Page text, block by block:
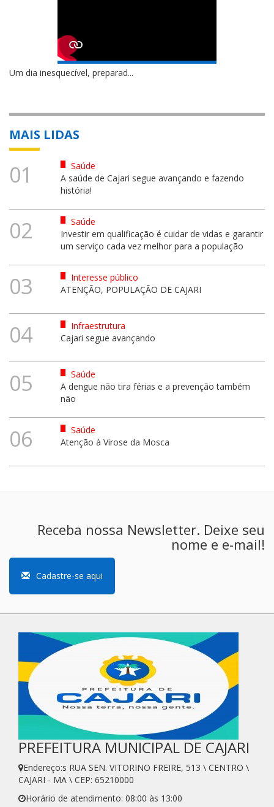
Um dia inesquecível, preparad...
MAIS LIDAS
01
Saúde
A saúde de Cajari segue avançando e fazendo
história!
02
Saúde
Investir em qualificação é cuidar de vidas e garantir
um serviço cada vez melhor para a população
03
Interesse público
ATENÇÃO, POPULAÇÃO DE CAJARI
04
Infraestrutura
Cajari segue avançando
05
Saúde
A dengue não tira férias e a prevenção também
não
06
Saúde
Atenção à Virose da Mosca
Receba nossa Newsletter. Deixe seu
nome e e-mail!
Cadastre-se aqui
PREFEITURA MUNICIPAL DE CAJARI
Endereço:s RUA SEN. VITORINO FREIRE, 513 \ CENTRO \
CAJARI - MA \ CEP: 65210000
Horário de atendimento: 08:00 às 13:00